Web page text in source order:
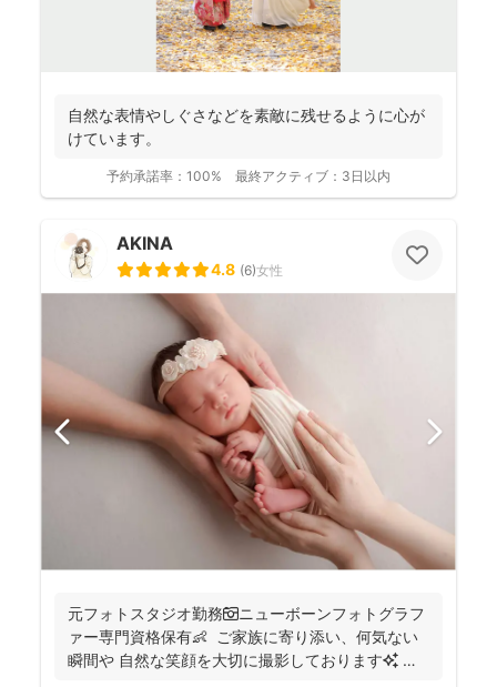
自然な表情やしぐさなどを素敵に残せるように心が
けています。
予約承諾率： 100% 最終アクティブ： 3日以内
AKINA
4.8 (6)女性
元フォトスタジオ勤務📷ニューボーンフォトグラフ
ァー専門資格保有👶 ご家族に寄り添い、何気ない
瞬間や 自然な笑顔を大切に撮影しております✨ ま